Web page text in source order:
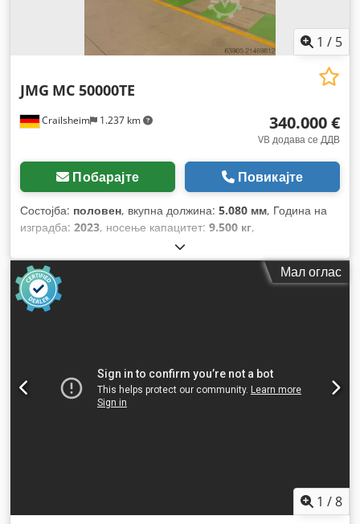
1 / 5
Crailsheim 1.237 km
JMG MC 50000TE
340.000 €
VB додава се ДДВ
Побарајте Повикајте
Состојба: половен, вкупна должина: 5.080 мм, Година на
изградба: 2023, носење капацитет: 9.500 кг,
Мал оглас
1 /8